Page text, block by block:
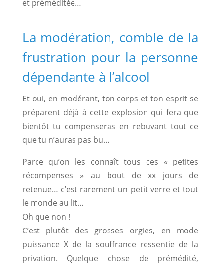
et préméditée…
La modération, comble de la
frustration pour la personne
dépendante à l’alcool
Et oui, en modérant, ton corps et ton esprit se
préparent déjà à cette explosion qui fera que
bientôt tu compenseras en rebuvant tout ce
que tu n’auras pas bu…
Parce qu’on les connaît tous ces « petites
récompenses » au bout de xx jours de
retenue… c’est rarement un petit verre et tout
le monde au lit…
Oh que non !
C’est plutôt des grosses orgies, en mode
puissance X de la souffrance ressentie de la
privation. Quelque chose de prémédité,